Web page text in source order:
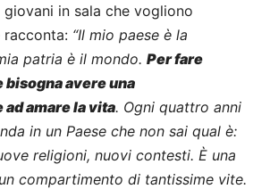
in sala che vogliono
racconta: “Il mio paese è la
patria è il mondo. Per fare
avere una
amare la vita. Ogni quattro anni
in un Paese che non sai qual è:
religioni, nuovi contesti. È una
compartimento di tantissime vite.